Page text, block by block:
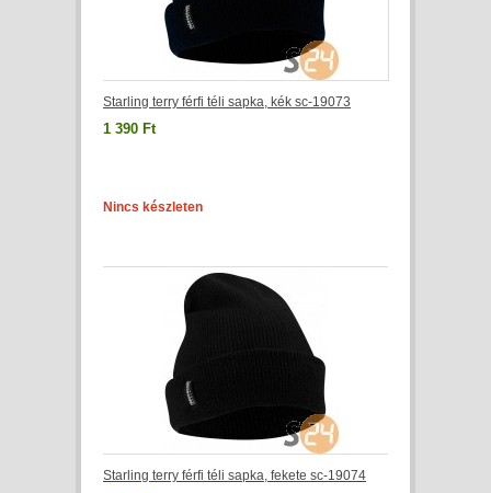
Starling terry férfi téli sapka, kék sc-19073
1 390 Ft
Nincs készleten
Starling terry férfi téli sapka, fekete sc-19074